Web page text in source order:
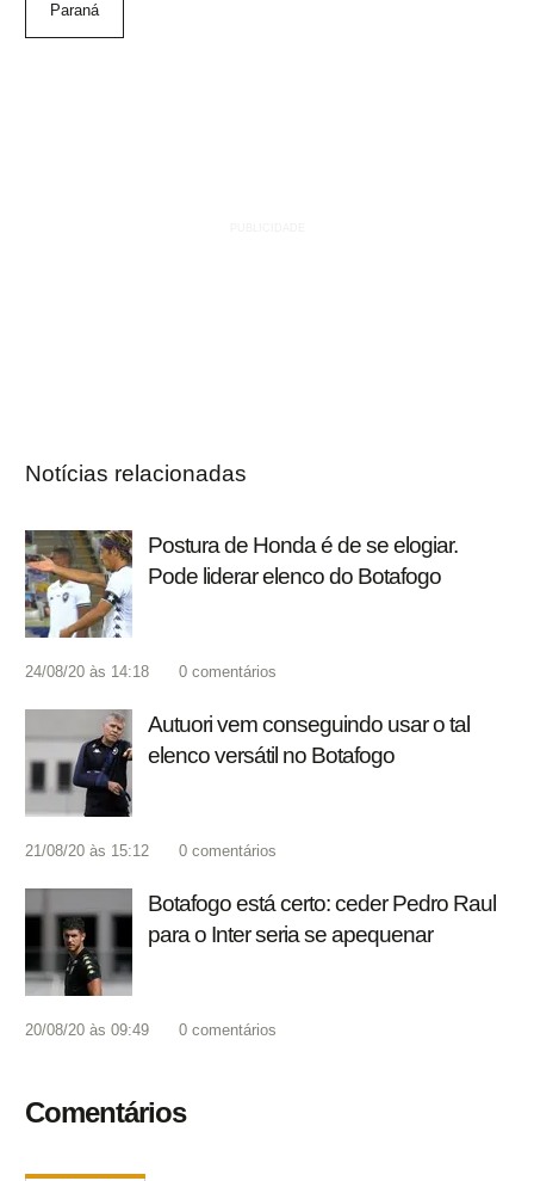
Paraná
Notícias relacionadas
Postura de Honda é de se elogiar.
Pode liderar elenco do Botafogo
24/08/20 às 14:18 0 comentários
Autuori vem conseguindo usar o tal
elenco versátil no Botafogo
21/08/20 às 15:12 0 comentários
Botafogo está certo: ceder Pedro Raul
para o Inter seria se apequenar
20/08/20 às 09:49 0 comentários
Comentários